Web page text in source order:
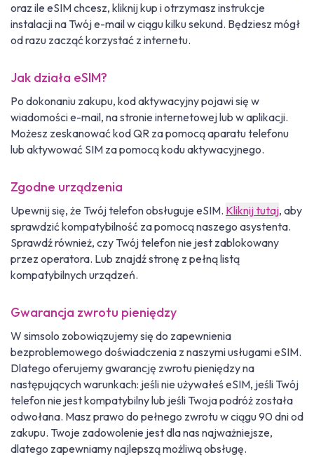
oraz ile eSIM chcesz, kliknij kup i otrzymasz instrukcje
instalacji na Twój e-mail w ciągu kilku sekund. Będziesz mógł
od razu zacząć korzystać z internetu.
Jak działa eSIM?
Po dokonaniu zakupu, kod aktywacyjny pojawi się w
wiadomości e-mail, na stronie internetowej lub w aplikacji.
Możesz zeskanować kod QR za pomocą aparatu telefonu
lub aktywować SIM za pomocą kodu aktywacyjnego.
Zgodne urządzenia
Upewnij się, że Twój telefon obsługuje eSIM. Kliknij tutaj, aby
sprawdzić kompatybilność za pomocą naszego asystenta.
Sprawdź również, czy Twój telefon nie jest zablokowany
przez operatora. Lub znajdź stronę z pełną listą
kompatybilnych urządzeń.
Gwarancja zwrotu pieniędzy
W simsolo zobowiązujemy się do zapewnienia
bezproblemowego doświadczenia z naszymi usługami eSIM.
Dlatego oferujemy gwarancję zwrotu pieniędzy na
następujących warunkach: jeśli nie używałeś eSIM, jeśli Twój
telefon nie jest kompatybilny lub jeśli Twoja podróż została
odwołana. Masz prawo do pełnego zwrotu w ciągu 90 dni od
zakupu. Twoje zadowolenie jest dla nas najważniejsze,
dlatego zapewniamy najlepszą możliwą obsługę.